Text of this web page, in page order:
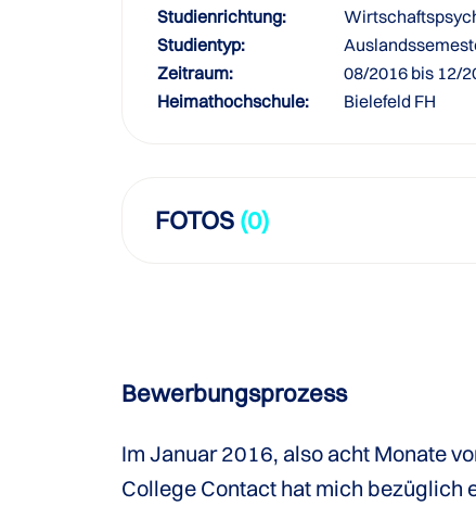
Studienrichtung:
Studientyp:
Zeitraum:
08/2016 bis 12/
Heimathochschule:
Bielefeld FH
FOTOS (0)
Bewerbungsprozess
Im Januar 2016, also acht Monate
College Contact hat mich bezüglich